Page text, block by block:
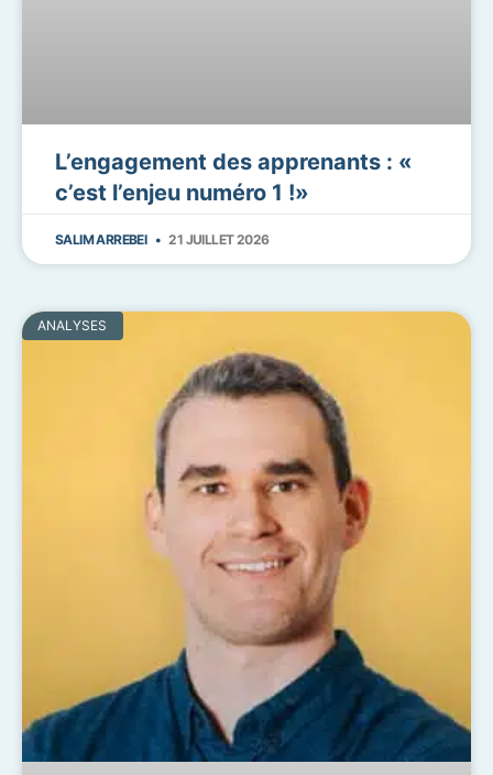
L’engagement des apprenants : «
c’est l’enjeu numéro 1 !»
SALIM ARREBEI 21 JUILLET 2026
ANALYSES